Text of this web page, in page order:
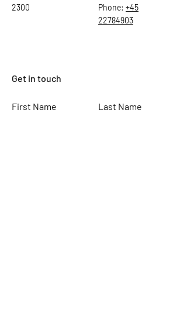
2300
Phone: +45
22784903
Get in touch
First Name Last Name